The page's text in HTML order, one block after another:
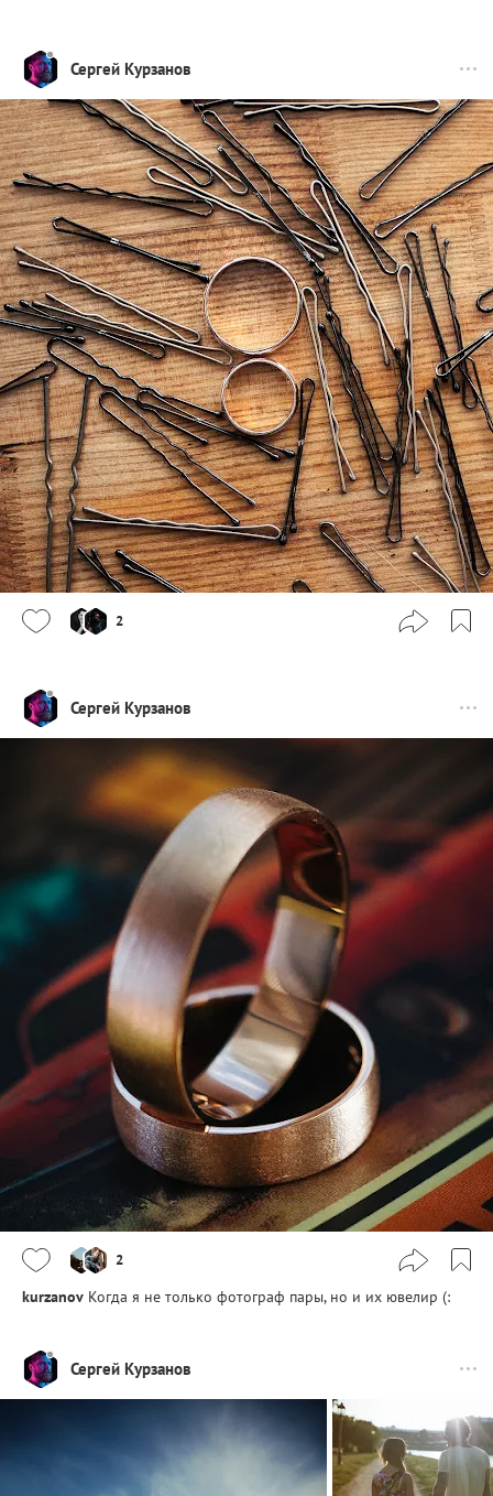
Сергей Курзанов
2
Сергей Курзанов
2
kurzanov Когда я не только фотограф пары, но и их ювелир (:
Сергей Курзанов